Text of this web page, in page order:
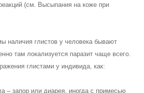
(см. Высыпания на коже при
наличия глистов у человека бывают
там локализуется паразит чаще всего.
глистами у индивида, как:
– запор или диарея, иногда с примесью